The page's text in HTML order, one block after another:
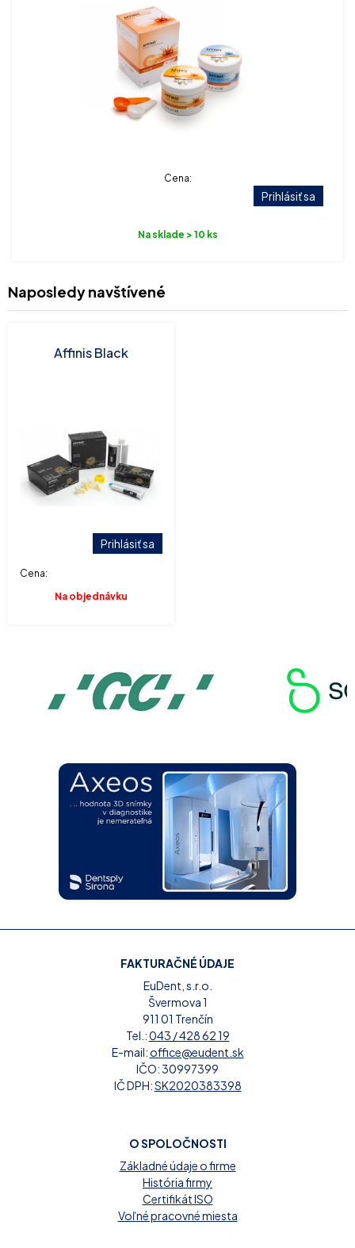
Cena:
Prihlásiť sa
Na sklade > 10 ks
Naposledy navštívené
Affinis Black
Cena:
Prihlásiť sa
Na objednávku
FAKTURAČNÉ ÚDAJE
EuDent, s.r.o.
Švermova 1
911 01 Trenčín
Tel.:043 / 428 62 19
E-mail:office@eudent.sk
IČO: 30997399
IČ DPH:SK2020383398
O SPOLOČNOSTI
Základné údaje o firme
História firmy
Certifikát ISO
Voľné pracovné miesta